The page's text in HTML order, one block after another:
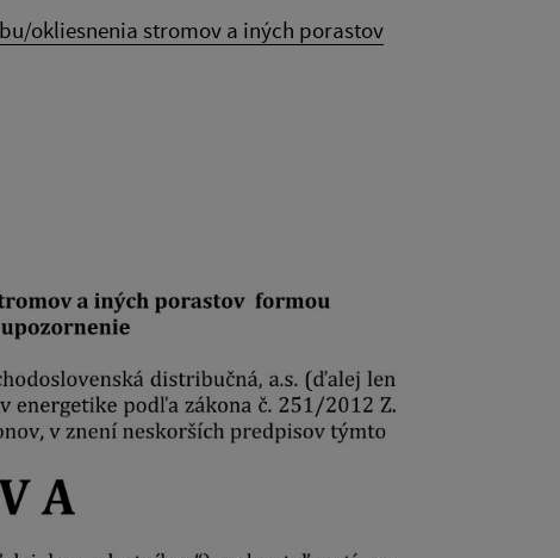
okliesnenia stromov a iných porastov